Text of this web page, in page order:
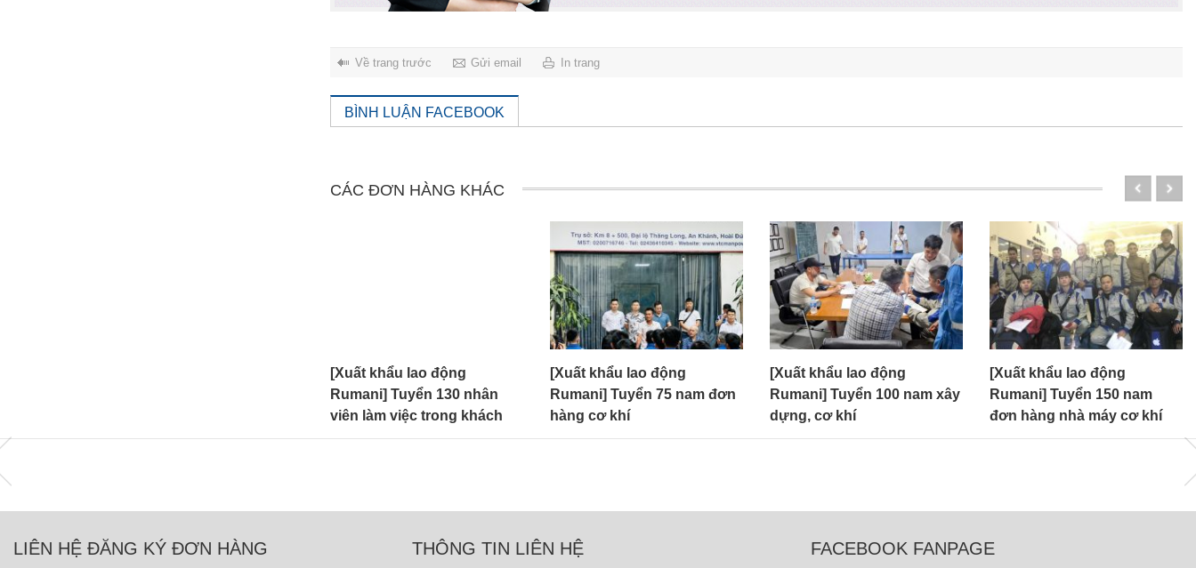
Về trang trước Gửi email In trang
BÌNH LUẬN FACEBOOK
CÁC ĐƠN HÀNG KHÁC
[Xuất khẩu lao động
Rumani] Tuyển 130 nhân
viên làm việc trong khách
sạn
[Xuất khẩu lao động
Rumani] Tuyển 75 nam đơn
hàng cơ khí
[Xuất khẩu lao động
Rumani] Tuyển 100 nam xây
dựng, cơ khí
[Xuất khẩu lao động
Rumani] Tuyển 150 nam
đơn hàng nhà máy cơ khí
LIÊN HỆ ĐĂNG KÝ ĐƠN HÀNG THÔNG TIN LIÊN HỆ FACEBOOK FANPAGE